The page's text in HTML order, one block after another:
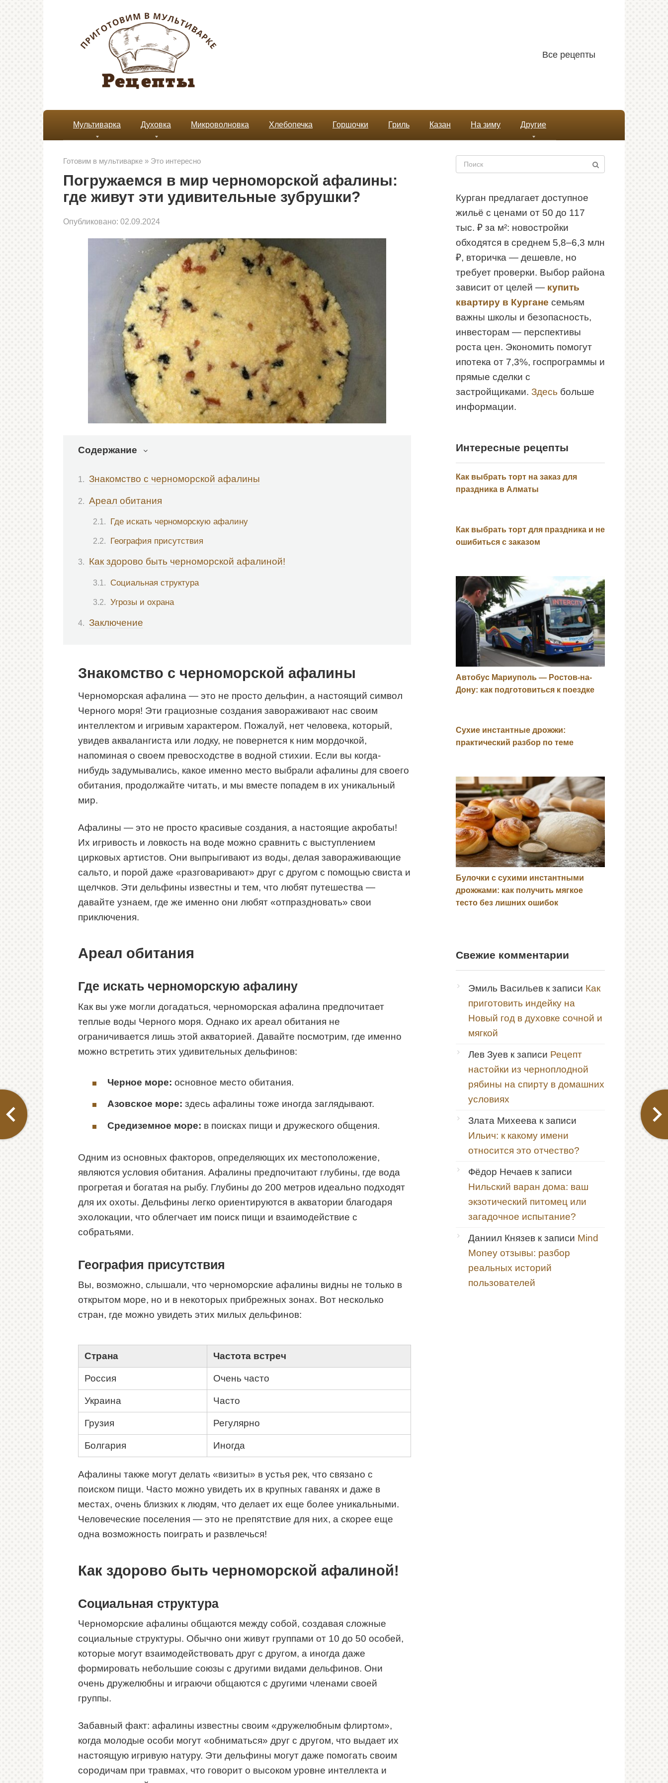
Все рецепты
Мультиварка Духовка Микроволновка Хлебопечка Горшочки Гриль Казан На зиму Другие
Готовим в мультиварке » Это интересно
Погружаемся в мир черноморской афалины:
где живут эти удивительные зубрушки?
Опубликовано: 02.09.2024
Содержание
Знакомство с черноморской афалины
Ареал обитания
Где искать черноморскую афалину
География присутствия
Как здорово быть черноморской афалиной!
Социальная структура
Угрозы и охрана
Заключение
Знакомство с черноморской афалины
Черноморская афалина — это не просто дельфин, а настоящий символ
Черного моря! Эти грациозные создания завораживают нас своим
интеллектом и игривым характером. Пожалуй, нет человека, который,
увидев аквалангиста или лодку, не повернется к ним мордочкой,
напоминая о своем превосходстве в водной стихии. Если вы когда-
нибудь задумывались, какое именно место выбрали афалины для своего
обитания, продолжайте читать, и мы вместе попадем в их уникальный
мир.
Афалины — это не просто красивые создания, а настоящие акробаты!
Их игривость и ловкость на воде можно сравнить с выступлением
цирковых артистов. Они выпрыгивают из воды, делая завораживающие
сальто, и порой даже «разговаривают» друг с другом с помощью свиста и
щелчков. Эти дельфины известны и тем, что любят путешества —
давайте узнаем, где же именно они любят «отпраздновать» свои
приключения.
Ареал обитания
Где искать черноморскую афалину
Как вы уже могли догадаться, черноморская афалина предпочитает
теплые воды Черного моря. Однако их ареал обитания не
ограничивается лишь этой акваторией. Давайте посмотрим, где именно
можно встретить этих удивительных дельфинов:
Черное море: основное место обитания.
Азовское море: здесь афалины тоже иногда заглядывают.
Средиземное море: в поисках пищи и дружеского общения.
Одним из основных факторов, определяющих их местоположение,
являются условия обитания. Афалины предпочитают глубины, где вода
прогретая и богатая на рыбу. Глубины до 200 метров идеально подходят
для их охоты. Дельфины легко ориентируются в акватории благодаря
эхолокации, что облегчает им поиск пищи и взаимодействие с
собратьями.
География присутствия
Вы, возможно, слышали, что черноморские афалины видны не только в
открытом море, но и в некоторых прибрежных зонах. Вот несколько
стран, где можно увидеть этих милых дельфинов:
Страна Частота встреч
Россия Очень часто
Украина Часто
Грузия Регулярно
Болгария Иногда
Афалины также могут делать «визиты» в устья рек, что связано с
поиском пищи. Часто можно увидеть их в крупных гаванях и даже в
местах, очень близких к людям, что делает их еще более уникальными.
Человеческие поселения — это не препятствие для них, а скорее еще
одна возможность поиграть и развлечься!
Как здорово быть черноморской афалиной!
Социальная структура
Черноморские афалины общаются между собой, создавая сложные
социальные структуры. Обычно они живут группами от 10 до 50 особей,
которые могут взаимодействовать друг с другом, а иногда даже
формировать небольшие союзы с другими видами дельфинов. Они
очень дружелюбны и играючи общаются с другими членами своей
группы.
Забавный факт: афалины известны своим «дружелюбным флиртом»,
когда молодые особи могут «обниматься» друг с другом, что выдает их
настоящую игривую натуру. Эти дельфины могут даже помогать своим
сородичам при травмах, что говорит о высоком уровне интеллекта и
Поиск:
Курган предлагает доступное
жильё с ценами от 50 до 117
тыс. ₽ за м²: новостройки
обходятся в среднем 5,8–6,3 млн
₽, вторичка — дешевле, но
требует проверки. Выбор района
зависит от целей — купить
квартиру в Кургане семьям
важны школы и безопасность,
инвесторам — перспективы
роста цен. Экономить помогут
ипотека от 7,3%, госпрограммы и
прямые сделки с
застройщиками. Здесь больше
информации.
Интересные рецепты
Как выбрать торт на заказ для
праздника в Алматы
Как выбрать торт для праздника и не
ошибиться с заказом
Автобус Мариуполь — Ростов-на-
Дону: как подготовиться к поездке
Сухие инстантные дрожжи:
практический разбор по теме
Булочки с сухими инстантными
дрожжами: как получить мягкое
тесто без лишних ошибок
Свежие комментарии
Эмиль Васильев к записи Как
приготовить индейку на
Новый год в духовке сочной и
мягкой
Лев Зуев к записи Рецепт
настойки из черноплодной
рябины на спирту в домашних
условиях
Злата Михеева к записи
Ильич: к какому имени
относится это отчество?
Фёдор Нечаев к записи
Нильский варан дома: ваш
экзотический питомец или
загадочное испытание?
Даниил Князев к записи Mind
Money отзывы: разбор
реальных историй
пользователей